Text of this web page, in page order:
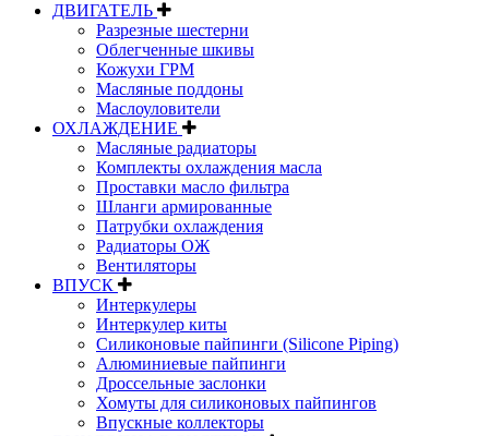
ДВИГАТЕЛЬ
Разрезные шестерни
Облегченные шкивы
Кожухи ГРМ
Масляные поддоны
Маслоуловители
ОХЛАЖДЕНИЕ
Масляные радиаторы
Комплекты охлаждения масла
Проставки масло фильтра
Шланги армированные
Патрубки охлаждения
Радиаторы ОЖ
Вентиляторы
ВПУСК
Интеркулеры
Интеркулер киты
Силиконовые пайпинги (Silicone Piping)
Алюминиевые пайпинги
Дроссельные заслонки
Хомуты для силиконовых пайпингов
Впускные коллекторы